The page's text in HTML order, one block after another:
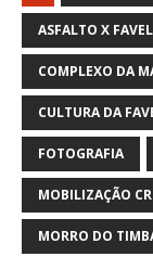
ASFALTO X
COMPLEXO DA
CULTURA DA
FOTOGRAFIA
MOBILIZAÇÃO
MORRO DO